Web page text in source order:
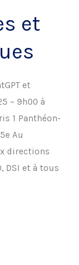
et
et
– 9h00 à
1 Panthéon-
Au
directions
DSI et à tous